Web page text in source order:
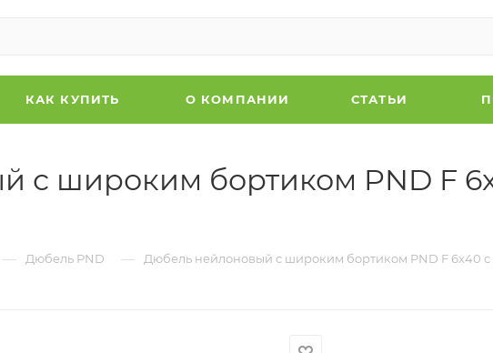
КАК КУПИТЬ О КОМПАНИИ СТАТЬИ
с широким бортиком PND F
— Дюбель PND — Дюбель нейлоновый с широким бортиком PND F 6x40